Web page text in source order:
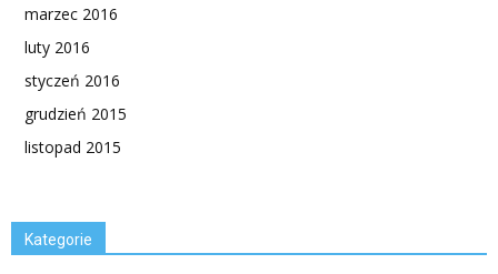
marzec 2016
luty 2016
styczeń 2016
grudzień 2015
listopad 2015
Kategorie